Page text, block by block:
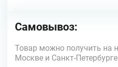
Самовывоз:
Товар можно получить на
Москве и Санкт-